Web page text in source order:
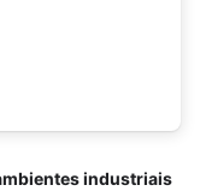
industriais